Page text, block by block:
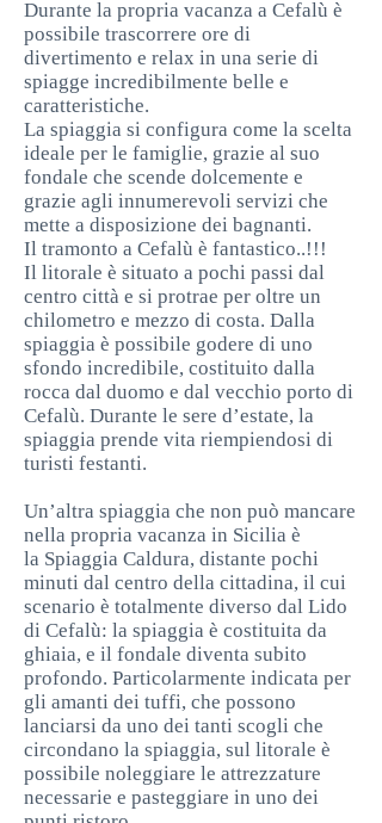
Durante la propria vacanza a Cefalù è
possibile trascorrere ore di
divertimento e relax in una serie di
spiagge incredibilmente belle e
caratteristiche.
La spiaggia si configura come la scelta
ideale per le famiglie, grazie al suo
fondale che scende dolcemente e
grazie agli innumerevoli servizi che
mette a disposizione dei bagnanti.
Il tramonto a Cefalù è fantastico..!!!
Il litorale è situato a pochi passi dal
centro città e si protrae per oltre un
chilometro e mezzo di costa. Dalla
spiaggia è possibile godere di uno
sfondo incredibile, costituito dalla
rocca dal duomo e dal vecchio porto di
Cefalù. Durante le sere d’estate, la
spiaggia prende vita riempiendosi di
turisti festanti.
Un’altra spiaggia che non può mancare
nella propria vacanza in Sicilia è
la Spiaggia Caldura, distante pochi
minuti dal centro della cittadina, il cui
scenario è totalmente diverso dal Lido
di Cefalù: la spiaggia è costituita da
ghiaia, e il fondale diventa subito
profondo. Particolarmente indicata per
gli amanti dei tuffi, che possono
lanciarsi da uno dei tanti scogli che
circondano la spiaggia, sul litorale è
possibile noleggiare le attrezzature
necessarie e pasteggiare in uno dei